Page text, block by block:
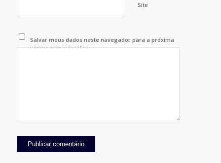
Site
Salvar meus dados neste navegador para a próxima
vez que eu comentar.